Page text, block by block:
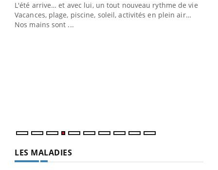
L'été arrive… et avec lui, un tout nouveau rythme de vie !
Vacances, plage, piscine, soleil, activités en plein air…
Nos mains sont ...
LES MALADIES